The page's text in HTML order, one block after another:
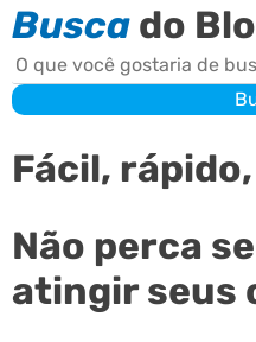
Busca do
Buscar
Fácil,
Não perca
atingir seus